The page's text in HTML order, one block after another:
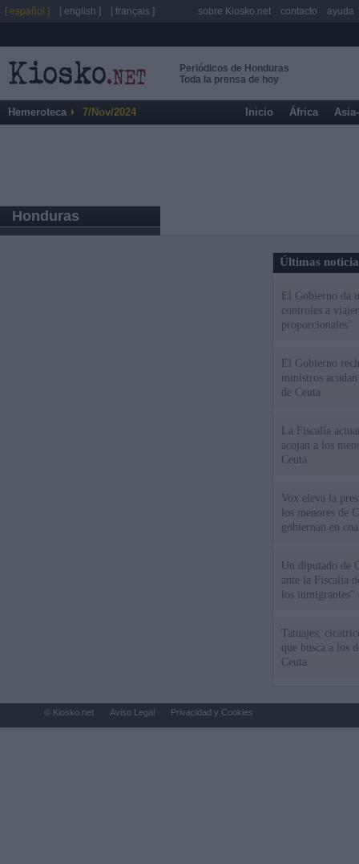
Periódicos de Honduras
Toda la prensa de hoy
Hemeroteca 7/Nov/2024 Inicio África
Honduras
Últimas
El Gobierno da
controles a
proporcionales"
El Gobierno
ministros
de Ceuta
La Fiscalía
acojan a los
Ceuta
Vox eleva la
los menores de
gobiernan en
Un diputado de
ante la Fiscalía
los inmigrantes”
Tatuajes,
que busca a los
Ceuta
[ español ] [ english ] [ français ] sobre Kiosko.net contacto ayuda
© Kiosko.net Aviso Legal Privacidad y Cookies